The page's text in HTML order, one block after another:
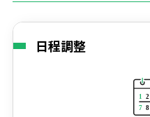
日程調整